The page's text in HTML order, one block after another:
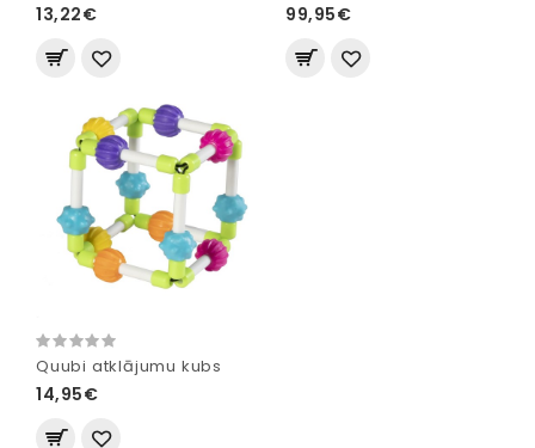
13,22€ 99,95€
Quubi atklājumu kubs
14,95€